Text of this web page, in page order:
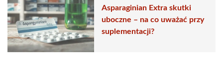
Asparaginian Extra skutki
uboczne – na co uważać przy
suplementacji?